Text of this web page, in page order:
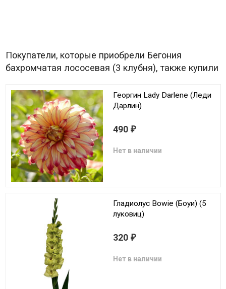
Покупатели, которые приобрели Бегония
бахромчатая лососевая (3 клубня), также купили
Георгин Lady Darlene (Леди
Дарлин)
490 ₽
Нет в наличии
Гладиолус Bowie (Боуи) (5
луковиц)
320 ₽
Нет в наличии